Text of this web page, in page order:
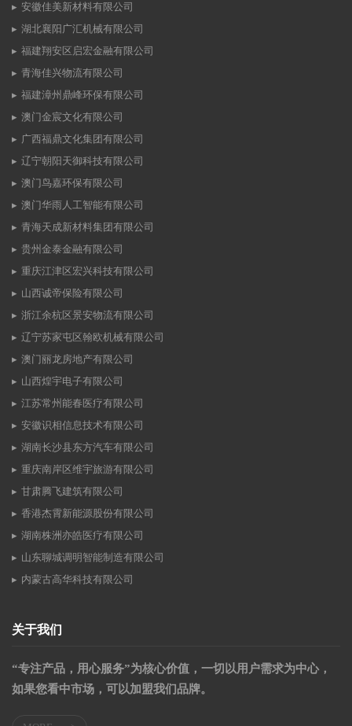
安徽佳美新材料有限公司
湖北襄阳广汇机械有限公司
福建翔安区启宏金融有限公司
青海佳兴物流有限公司
福建漳州鼎峰环保有限公司
澳门金宸文化有限公司
广西福鼎文化集团有限公司
辽宁朝阳天御科技有限公司
澳门鸟嘉环保有限公司
澳门华雨人工智能有限公司
青海天成新材料集团有限公司
贵州金泰金融有限公司
重庆江津区宏兴科技有限公司
山西诚帝保险有限公司
浙江余杭区景安物流有限公司
辽宁苏家屯区翰欧机械有限公司
澳门丽龙房地产有限公司
山西煌宇电子有限公司
江苏常州能春医疗有限公司
安徽识相信息技术有限公司
湖南长沙县东方汽车有限公司
重庆南岸区维宇旅游有限公司
甘肃腾飞建筑有限公司
香港杰霄新能源股份有限公司
湖南株洲亦皓医疗有限公司
山东聊城调明智能制造有限公司
内蒙古高华科技有限公司
关于我们
“专注产品，用心服务”为核心价值，一切以用户需求为中心，
如果您看中市场，可以加盟我们品牌。